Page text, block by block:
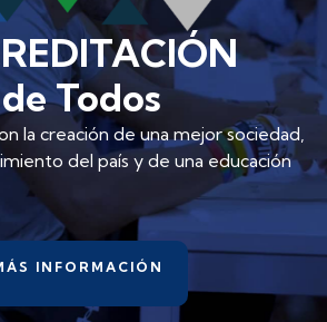
Todos
la creación de una mejor sociedad,
del país y de una educación
INFORMACIÓN